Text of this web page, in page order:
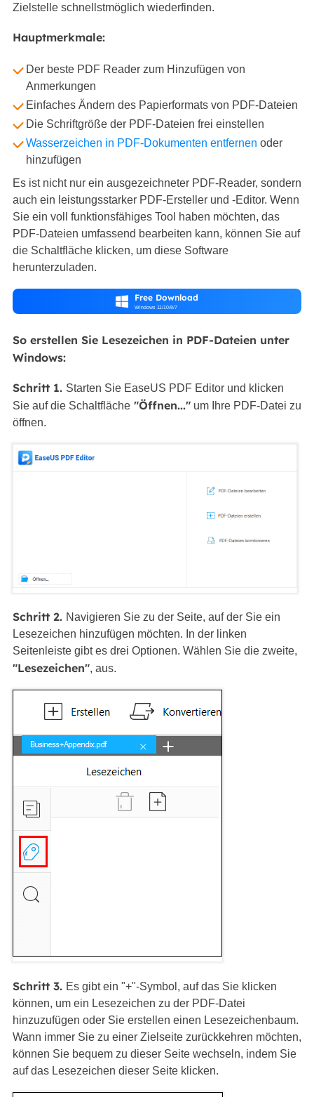
Zielstelle schnellstmöglich wiederfinden.
Hauptmerkmale:
Der beste PDF Reader zum Hinzufügen von
Anmerkungen
Einfaches Ändern des Papierformats von PDF-Dateien
Die Schriftgröße der PDF-Dateien frei einstellen
Wasserzeichen in PDF-Dokumenten entfernen oder
hinzufügen
Es ist nicht nur ein ausgezeichneter PDF-Reader, sondern
auch ein leistungsstarker PDF-Ersteller und -Editor. Wenn
Sie ein voll funktionsfähiges Tool haben möchten, das
PDF-Dateien umfassend bearbeiten kann, können Sie auf
die Schaltfläche klicken, um diese Software
herunterzuladen.
 Free Download
Windows 11/10/8/7
So erstellen Sie Lesezeichen in PDF-Dateien unter
Windows:
Schritt 1. Starten Sie EaseUS PDF Editor und klicken
Sie auf die Schaltfläche"Öffnen..."um Ihre PDF-Datei zu
öffnen.
Schritt 2. Navigieren Sie zu der Seite, auf der Sie ein
Lesezeichen hinzufügen möchten. In der linken
Seitenleiste gibt es drei Optionen. Wählen Sie die zweite,
"Lesezeichen", aus.
Schritt 3. Es gibt ein "+"-Symbol, auf das Sie klicken
können, um ein Lesezeichen zu der PDF-Datei
hinzuzufügen oder Sie erstellen einen Lesezeichenbaum.
Wann immer Sie zu einer Zielseite zurückkehren möchten,
können Sie bequem zu dieser Seite wechseln, indem Sie
auf das Lesezeichen dieser Seite klicken.